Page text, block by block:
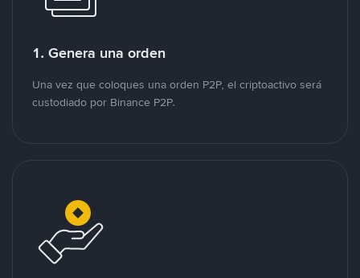
1. Genera una orden
Una vez que coloques una orden P2P, el criptoactivo será
custodiado por Binance P2P.